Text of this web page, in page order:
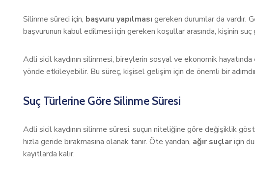
Silinme süreci için, başvuru yapılması gereken durumlar da vardır.
başvurunun kabul edilmesi için gereken koşullar arasında, kişinin
Adli sicil kaydının silinmesi, bireylerin sosyal ve ekonomik
yönde etkileyebilir. Bu süreç, kişisel gelişim için de önemli bir
Suç Türlerine Göre Silinme Süresi
Adli sicil kaydının silinme süresi, suçun niteliğine göre değişiklik
hızla geride bırakmasına olanak tanır. Öte yandan, ağır suçlariçin
kayıtlarda kalır.